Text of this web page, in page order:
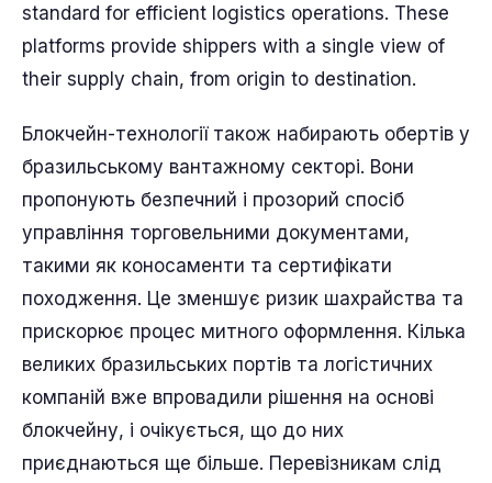
standard for efficient logistics operations. These
platforms provide shippers with a single view of
their supply chain, from origin to destination.
Блокчейн-технології також набирають обертів у
бразильському вантажному секторі. Вони
пропонують безпечний і прозорий спосіб
управління торговельними документами,
такими як коносаменти та сертифікати
походження. Це зменшує ризик шахрайства та
прискорює процес митного оформлення. Кілька
великих бразильських портів та логістичних
компаній вже впровадили рішення на основі
блокчейну, і очікується, що до них
приєднаються ще більше. Перевізникам слід